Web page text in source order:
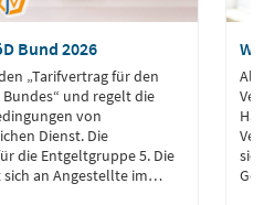
Bund 2026
„Tarifvertrag für den
und regelt die
von
Dienst. Die
die Entgeltgruppe 5. Die
an Angestellte im
Als